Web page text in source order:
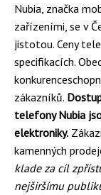
Nubia, značka
zařízeními, se v
jistotou. Ceny
specifikacích.
zákazníků.
telefony Nubia
elektroniky.
kamenných
klade za cíl
nejširšímu